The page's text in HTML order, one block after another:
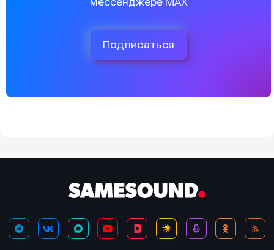
Подписаться